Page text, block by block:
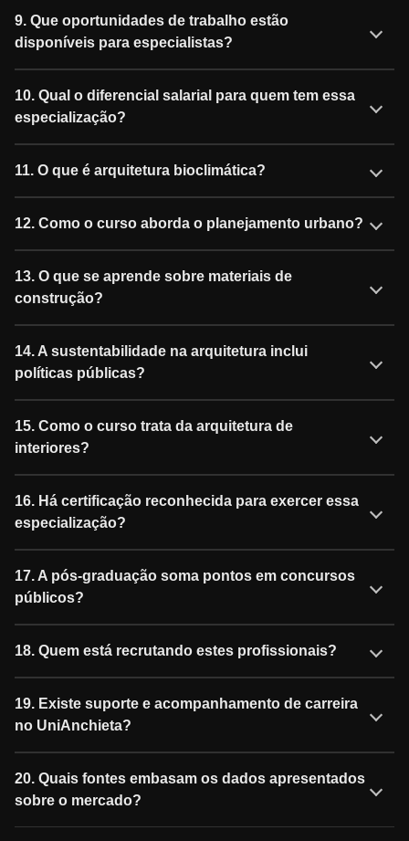
9. Que oportunidades de trabalho estão
disponíveis para especialistas?
10. Qual o diferencial salarial para quem tem essa
especialização?
11. O que é arquitetura bioclimática?
12. Como o curso aborda o planejamento urbano?
13. O que se aprende sobre materiais de
construção?
14. A sustentabilidade na arquitetura inclui
políticas públicas?
15. Como o curso trata da arquitetura de
interiores?
16. Há certificação reconhecida para exercer essa
especialização?
17. A pós-graduação soma pontos em concursos
públicos?
18. Quem está recrutando estes profissionais?
19. Existe suporte e acompanhamento de carreira
no UniAnchieta?
20. Quais fontes embasam os dados apresentados
sobre o mercado?